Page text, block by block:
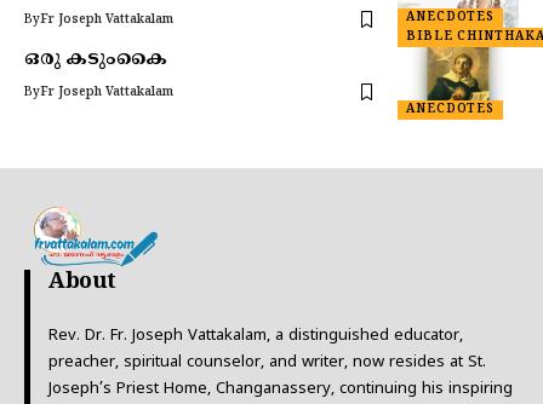
ANECDOTES
BIBLE
ByFr Joseph Vattakalam
ANECDOTES
ഒരു കടുംകൈ
ByFr Joseph Vattakalam
About
Rev. Dr. Fr. Joseph Vattakalam, a distinguished educator,
preacher, spiritual counselor, and writer, now resides at St.
Joseph’s Priest Home, Changanassery, continuing his inspiring